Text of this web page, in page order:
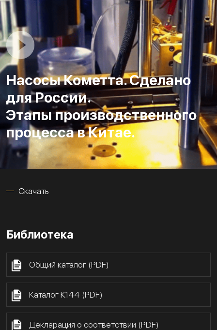
Насосы Кометта. Сделано
для России.
Этапы производственного
процесса в Китае.
Скачать
Библиотека
Общий каталог (PDF)
Каталог К144 (PDF)
Декларация о соответствии (PDF)